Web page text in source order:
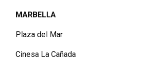
MARBELLA
Plaza del Mar
Cinesa La Cañada